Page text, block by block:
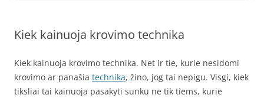
Kiek kainuoja krovimo technika
Kiek kainuoja krovimo technika. Net ir tie, kurie nesidomi
krovimo ar panašia technika, žino, jog tai nepigu. Visgi, kiek
tiksliai tai kainuoja pasakyti sunku ne tik tiems, kurie